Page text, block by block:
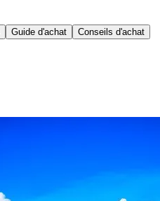
Guide d'achat
Conseils d'achat